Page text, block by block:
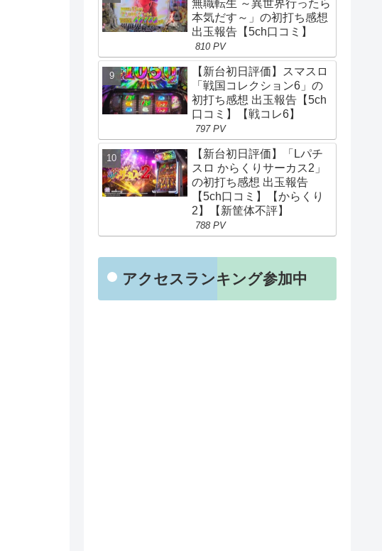
無職転生 ～異世界行ったら
本気だす～」の初打ち感想
出玉報告【5ch口コミ】
810 PV
【新台初日評価】スマスロ
「戦国コレクション6」の
初打ち感想 出玉報告【5ch
口コミ】【戦コレ6】
797 PV
【新台初日評価】「Lパチ
スロ からくりサーカス2」
の初打ち感想 出玉報告
【5ch口コミ】【からくり
2】【新筐体不評】
788 PV
アクセスランキング参加中